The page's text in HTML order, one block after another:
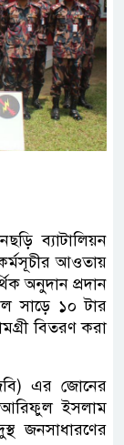
ব্যাটালিয়ন
আওতায়
অনুদান প্রদান
সাড়ে ১০ টার
বিতরণ করা
এর জোনের
ইসলাম
জনসাধারণের